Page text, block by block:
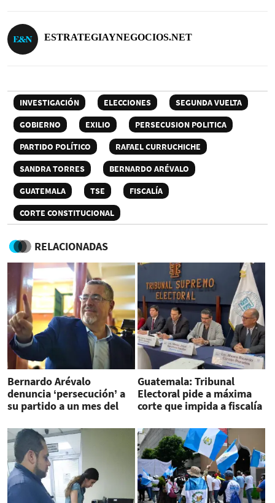
ESTRATEGIAYNEGOCIOS.NET
INVESTIGACIÓN ELECCIONES
SEGUNDA VUELTA
GOBIERNO
EXILIO
PERSECUSION POLITICA
PARTIDO POLÍTICO
RAFAEL CURRUCHICHE
SANDRA TORRES
BERNARDO ARÉVALO
GUATEMALA
TSE
FISCALÍA
CORTE CONSTITUCIONAL
RELACIONADAS
Bernardo Arévalo
denuncia ‘persecución’ a
su partido a un mes del
Guatemala: Tribunal
Electoral pide a máxima
corte que impida a fiscalía
vuelta